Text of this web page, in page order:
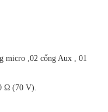
micro ,02 cổng Aux , 01
Ω (70 V).